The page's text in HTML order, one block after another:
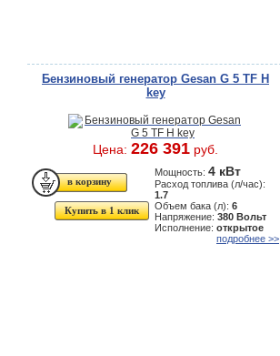
Бензиновый генератор Gesan G 5 TF H
key
Цена: 226 391 руб.
Купить в 1 клик
Мощность: 4 кВт
Расход топлива (л/час):
1.7
Объем бака (л): 6
Напряжение: 380 Вольт
Исполнение: открытое
подробнее >>